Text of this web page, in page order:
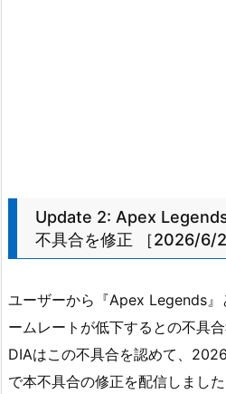
Update 2: Apex
不具合を修正 ［2026/6/2
ユーザーから『Apex Legends
ームレートが低下するとの不具
DIAはこの不具合を認めて、
で本不具合の修正を配信しました